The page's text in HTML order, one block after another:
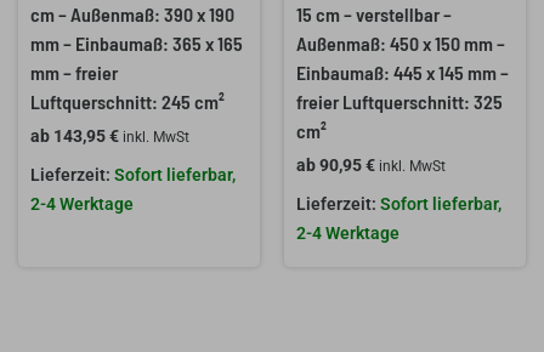
cm – Außenmaß: 390 x 190
mm – Einbaumaß: 365 x 165
mm – freier
Luftquerschnitt: 245 cm²
ab 143,95€ inkl. MwSt
Sofort lieferbar,
2-4 Werktage
15 cm – verstellbar –
Außenmaß: 450 x 150 mm –
Einbaumaß: 445 x 145 mm –
freier Luftquerschnitt: 325
cm²
ab90,95€ inkl. MwSt
Sofort lieferbar,
2-4 Werktage